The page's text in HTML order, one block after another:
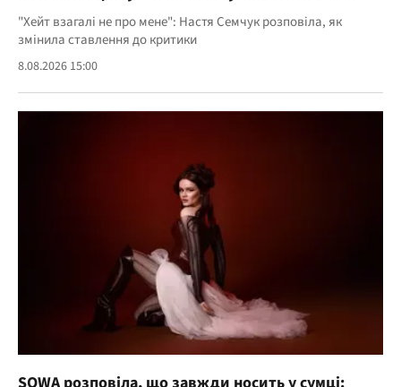
"Хейт взагалі не про мене": Настя Семчук розповіла, як
змінила ставлення до критики
8.08.2026 15:00